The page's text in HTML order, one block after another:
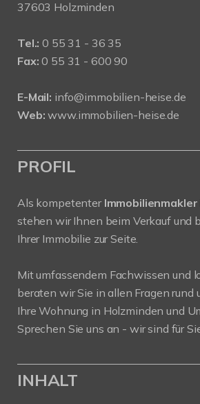
37603 Holzminden
Tel.: 0 55 31 - 36 35
Fax: 0 55 31 - 600 90
E-Mail: info@immobilien-heise.de
Web: www.immobilien-heise.de
PROFIL
Als kompetenter
stehen wir Ihnen beim Verkauf und
Ihrer Immobilie zur Seite.
Mit umfassendem Fachwissen und
beraten wir Sie in allen Fragen rund
Ihre Wohnung in Holzminden und
Sprechen Sie uns an - wir sind für
INHALT